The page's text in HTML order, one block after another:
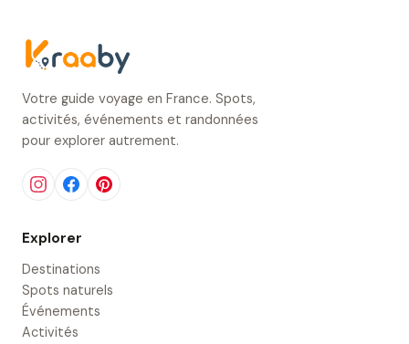
Votre guide voyage en France. Spots,
activités, événements et randonnées
pour explorer autrement.
Explorer
Destinations
Spots naturels
Événements
Activités